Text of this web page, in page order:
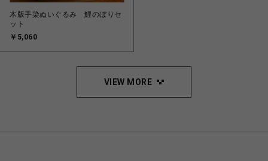
木版手染ぬいぐるみ 鯉のぼりセ
ット
￥5,060
VIEW MORE